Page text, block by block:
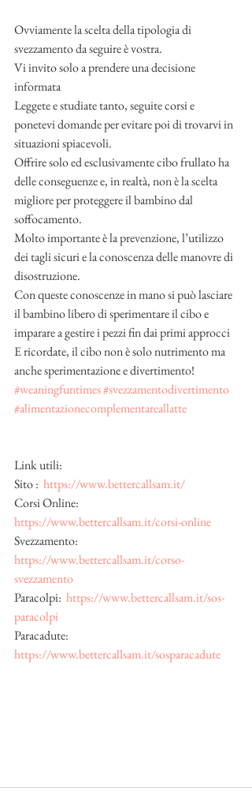
Ovviamente la scelta della tipologia di
svezzamento da seguire è vostra.
Vi invito solo a prendere una decisione
informata
Leggete e studiate tanto, seguite corsi e
ponetevi domande per evitare poi di trovarvi in
situazioni spiacevoli.
Offrire solo ed esclusivamente cibo frullato ha
delle conseguenze e, in realtà, non è la scelta
migliore per proteggere il bambino dal
soffocamento.
Molto importante è la prevenzione, l’utilizzo
dei tagli sicuri e la conoscenza delle manovre di
disostruzione.
Con queste conoscenze in mano si può lasciare
il bambino libero di sperimentare il cibo e
imparare a gestire i pezzi fin dai primi approcci
E ricordate, il cibo non è solo nutrimento ma
anche sperimentazione e divertimento!
#weaningfuntimes#svezzamentodivertimento
#alimentazionecomplementareallatte
Link utili:
Sito : https://www.bettercallsam.it/
Corsi Online:
https://www.bettercallsam.it/corsi-online
Svezzamento:
https://www.bettercallsam.it/corso-
svezzamento
Paracolpi: https://www.bettercallsam.it/sos-
paracolpi
Paracadute:
https://www.bettercallsam.it/sosparacadute